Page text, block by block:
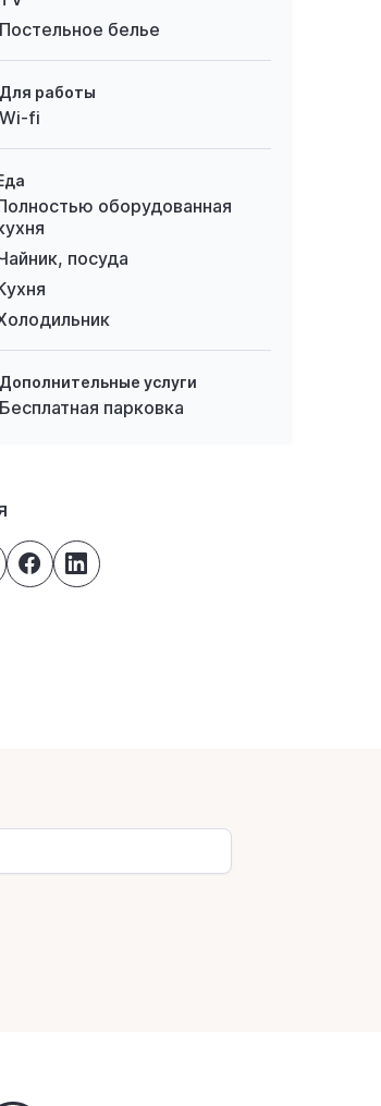
Постельное белье
Для работы
Wi-fi
оборудованная
посуда
Дополнительные услуги
Бесплатная парковка